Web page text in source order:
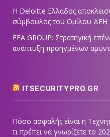
Η Deloitte Ελλάδος
σύμβουλος του Ομίλου ΔΕΗ
EFA GROUP: Στρατηγική
ανάπτυξη προηγμένων
ITSECURITYPRO.GR
Πόσο ασφαλής είναι η
τι πρέπει να γνωρίζετε το